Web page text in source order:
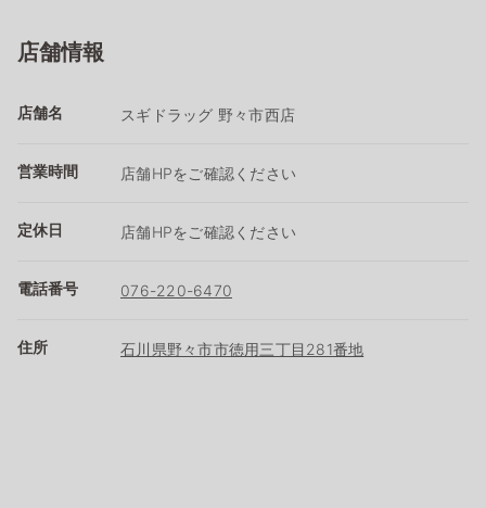
店舗情報
店舗名 スギドラッグ 野々市西店
営業時間 店舗HPをご確認ください
定休日 店舗HPをご確認ください
電話番号 076-220-6470
住所 石川県野々市市徳用三丁目281番地